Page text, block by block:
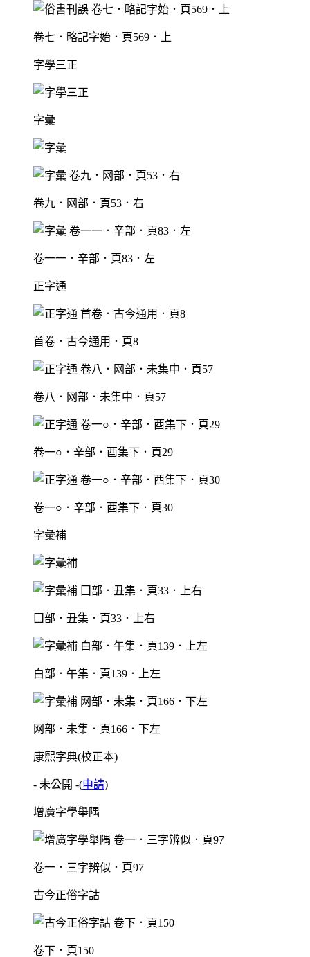
卷七．略記字始．頁569．上
字學三正
字彙
卷九．网部．頁53．右
卷一一．辛部．頁83．左
正字通
首卷．古今通用．頁8
卷八．网部．未集中．頁57
卷一○．辛部．酉集下．頁29
卷一○．辛部．酉集下．頁30
字彙補
囗部．丑集．頁33．上右
白部．午集．頁139．上左
网部．未集．頁166．下左
康熙字典(校正本)
- 未公開 -(申請)
增廣字學舉隅
卷一．三字辨似．頁97
古今正俗字詁
卷下．頁150